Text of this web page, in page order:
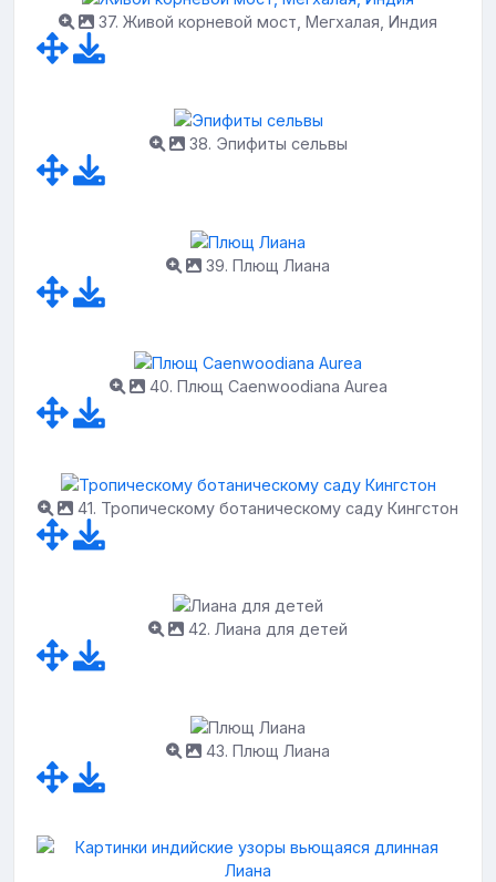
37. Живой корневой мост, Мегхалая, Индия
38. Эпифиты сельвы
39. Плющ Лиана
40. Плющ Caenwoodiana Aurea
41. Тропическому ботаническому саду Кингстон
42. Лиана для детей
43. Плющ Лиана